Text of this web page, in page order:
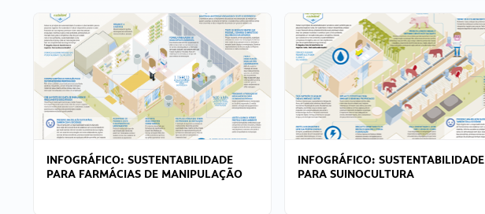
INFOGRÁFICO: SUSTENTABILIDADE
PARA FARMÁCIAS DE MANIPULAÇÃO
INFOGRÁFICO: SUSTENTABILIDADE
PARA SUINOCULTURA